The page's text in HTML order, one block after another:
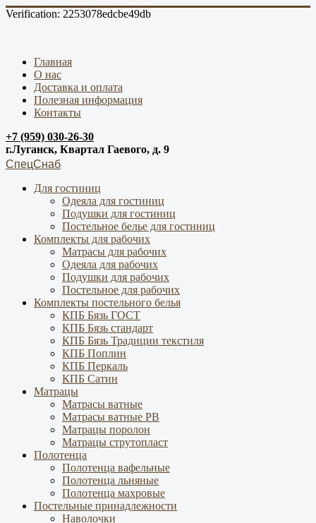
Verification: 2253078edcbe49db
Главная
О нас
Доставка и оплата
Полезная информация
Контакты
+7 (959) 030-26-30
г.Луганск, Квартал Гаевого, д. 9
СпецСнаб
Для гостиниц
Одеяла для гостиниц
Подушки для гостиниц
Постельное белье для гостиниц
Комплекты для рабочих
Матрасы для рабочих
Одеяла для рабочих
Подушки для рабочих
Постельное для рабочих
Комплекты постельного белья
КПБ Бязь ГОСТ
КПБ Бязь стандарт
КПБ Бязь Традиции текстиля
КПБ Поплин
КПБ Перкаль
КПБ Сатин
Матрацы
Матрасы ватные
Матрасы ватные РВ
Матрацы поролон
Матрацы струтопласт
Полотенца
Полотенца вафельные
Полотенца льняные
Полотенца махровые
Постельные принадлежности
Наволочки